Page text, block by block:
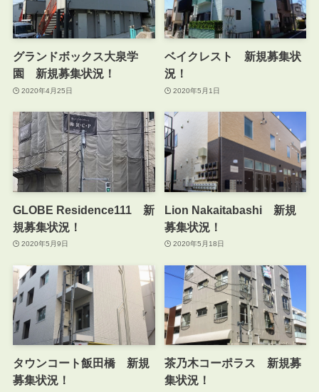
グランドボックス大泉学
園 新規募集状況！
2020年4月25日
ベイクレスト 新規募集状
況！
2020年5月1日
GLOBE Residence111 新
規募集状況！
2020年5月9日
Lion Nakaitabashi 新規
募集状況！
2020年5月18日
タウンコート飯田橋 新規
募集状況！
茶乃木コーポラス 新規募
集状況！